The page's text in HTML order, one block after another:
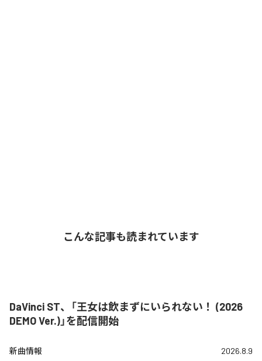
こんな記事も読まれています
DaVinci ST、「王女は飲まずにいられない！ (2026
DEMO Ver.)」を配信開始
新曲情報 2026.8.9